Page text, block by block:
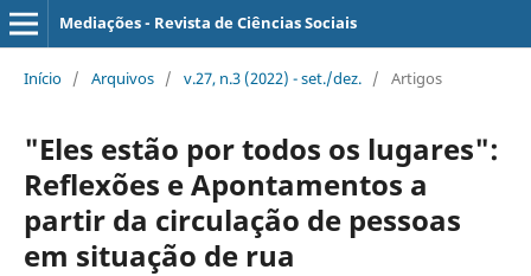
Mediações - Revista de Ciências Sociais
Início / Arquivos / v.27, n.3 (2022) - set./dez. / Artigos
"Eles estão por todos os lugares":
Reflexões e Apontamentos a
partir da circulação de pessoas
em situação de rua